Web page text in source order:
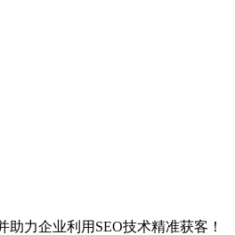
力企业利用SEO技术精准获客！